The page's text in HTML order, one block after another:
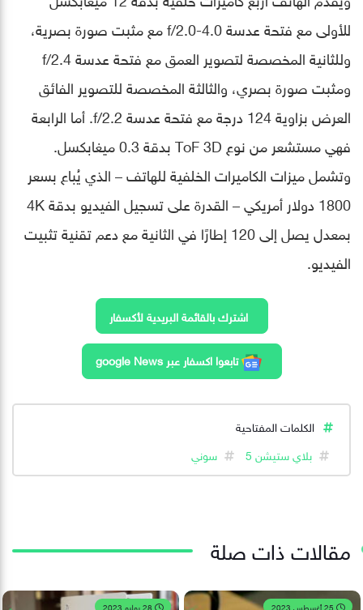
للأولى مع فتحة عدسة f/2.0-4.0 مع مثبت صورة بصرية،
وللثانية المخصصة لتصوير العمق مع فتحة عدسة f/2.4
ومثبت صورة بصري، والثالثة المخصصة للتصوير الفائق
العرض بزاوية 124 درجة مع فتحة عدسة f/2.2. أما الرابعة
فهي مستشعر من نوع ToF 3D بدقة 0.3 ميغابكسل.
وتشمل ميزات الكاميرات الخلفية للهاتف – الذي يُباع بسعر
1800 دولار أمريكي – القدرة على تسجيل الفيديو بدقة 4K
بمعدل يصل إلى 120 إطارًا في الثانية مع دعم تقنية تثبيت
الفيديو.
اشترك بالقائمة البريدية لأكسفار
تابعوا اكسفار عبر google News
الكلمات المفتاحية
بلاي ستيشن 5
سوني
مقالات ذات صلة